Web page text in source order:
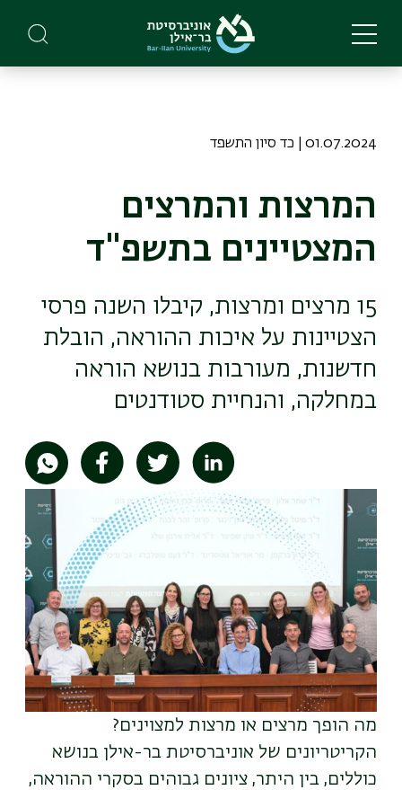
main
01.07.2024 | כד סיון התשפד
המרצות והמרצים
המצטיינים בתשפ"ד
15 מרצים ומרצות, קיבלו השנה פרסי
הצטיינות על איכות ההוראה, הובלת
חדשנות, מעורבות בנושא הוראה
במחלקה, והנחיית סטודנטים
מה הופך מרצים או מרצות למצוינים?
הקריטריונים של אוניברסיטת בר-אילן בנושא
כוללים, בין היתר, ציונים גבוהים בסקרי ההוראה,